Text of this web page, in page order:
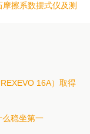
擦系数摆式仪及测
16A）取得
么稳坐第一